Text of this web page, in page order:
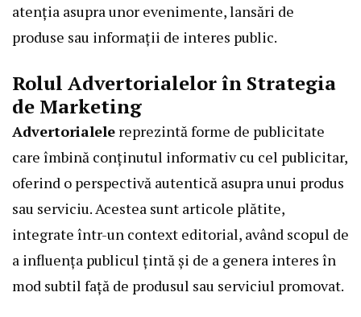
atenția asupra unor evenimente, lansări de
produse sau informații de interes public.
Rolul Advertorialelor în Strategia
de Marketing
Advertorialele reprezintă forme de publicitate
care îmbină conținutul informativ cu cel publicitar,
oferind o perspectivă autentică asupra unui produs
sau serviciu. Acestea sunt articole plătite,
integrate într-un context editorial, având scopul de
a influența publicul țintă și de a genera interes în
mod subtil față de produsul sau serviciul promovat.